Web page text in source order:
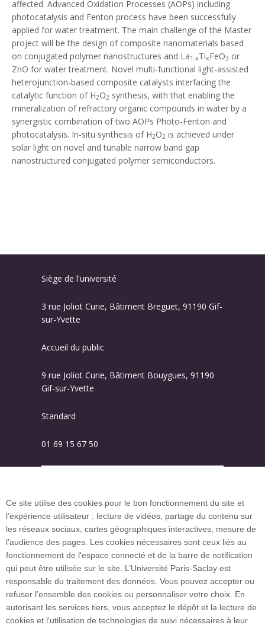
affected. Advanced Oxidation Processes (AOPs) including
photocatalysis and Fenton process have been successfully
applied for water treatment. The main challenge of the Master
project will be the design of composite nanomaterials based
on conjugated polymer nanostructures and La1-xTixFeO3 or
ZnO for water treatment. Novel multi-functional light-assisted
heterojunction-based composite catalysts interfacing the
catalytic function of H2O2 synthesis, with that enabling the
mineralization of refractory organic compounds in water by a
synergistic combination of two AOPs Photo-Fenton and
photocatalysis. In-situ synthesis of H2O2 is achieved under
solar light on novel and tunable narrow band gap
nanostructured conjugated polymer semiconductors.
Siège de l'université
3 rue Joliot Curie, Bâtiment Breguet, 91190 Gif-
sur-Yvette
Accueil du public
9 rue Joliot Curie, Bâtiment Bouygues, 91190
Gif-sur-Yvette
Standard
01 69 15 67 50
Plan du site
Investissement d’avenir (CGI)
Accueil des publics internationaux
Ce site utilise des cookies pour le bon fonctionnement du site et
l’expérience utilisateur : lecture de vidéos, partage du contenu sur
les réseaux sociaux, cartes géographiques interactives, mesure de
l’audience des pages. Les cookies nécessaires sont ceux liés au
fonctionnement de l'espace connecté et de la barre de notification
qui peut être utilisée sur le site. L’Université Paris-Saclay est
responsable du traitement des données. Vous pouvez accepter ou
refuser l’ensemble des cookies ou personnaliser votre choix. En
autorisant les services tiers, vous acceptez le dépôt et la lecture de
cookies et l'utilisation de technologies de suivi nécessaires à leur